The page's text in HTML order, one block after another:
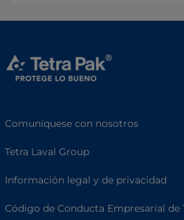
Comuníquese con nosotros
Tetra Laval Group
Información legal y de privacidad
Código de Conducta Empresarial de